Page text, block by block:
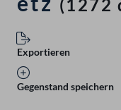
(1272
Exportieren
Gegenstand speichern